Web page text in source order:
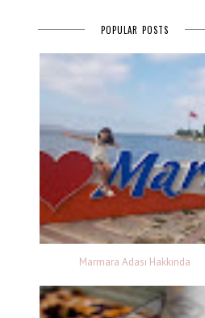
POPULAR POSTS
Marmara Adası Hakkında